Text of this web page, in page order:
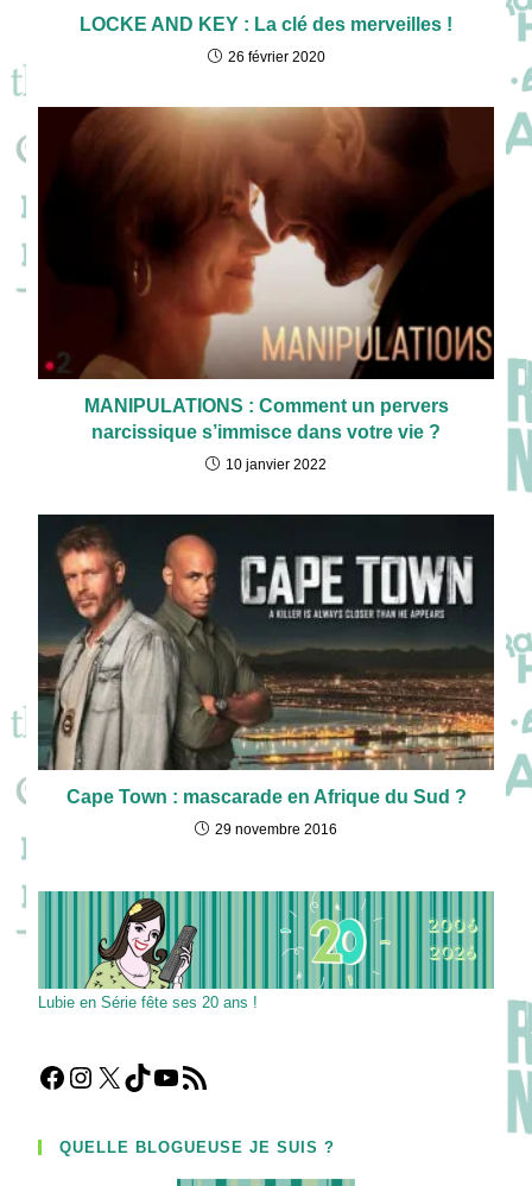
LOCKE AND KEY : La clé des merveilles !
26 février 2020
MANIPULATIONS : Comment un pervers
narcissique s’immisce dans votre vie ?
10 janvier 2022
Cape Town : mascarade en Afrique du Sud ?
29 novembre 2016
Lubie en Série fête ses 20 ans !
Facebook
Instagram
X TikTokYouTube
Flux RSS
QUELLE BLOGUEUSE JE SUIS ?